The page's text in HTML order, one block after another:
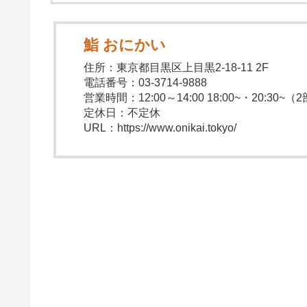
鮨 おにかい
住所：東京都目黒区上目黒2-18-11‬ 2F
電話番号：03-3714-9888
営業時間：12:00～14:00 18:00~・20:30~（2
定休日：不定休
URL：https://www.onikai.tokyo/